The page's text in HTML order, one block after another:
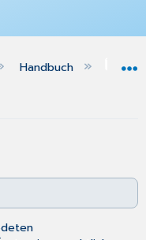
hierarchy
Handbuch